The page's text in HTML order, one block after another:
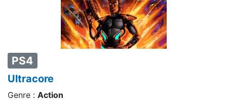
PS4
Ultracore
Genre : Action